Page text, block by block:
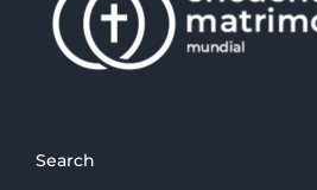
Search